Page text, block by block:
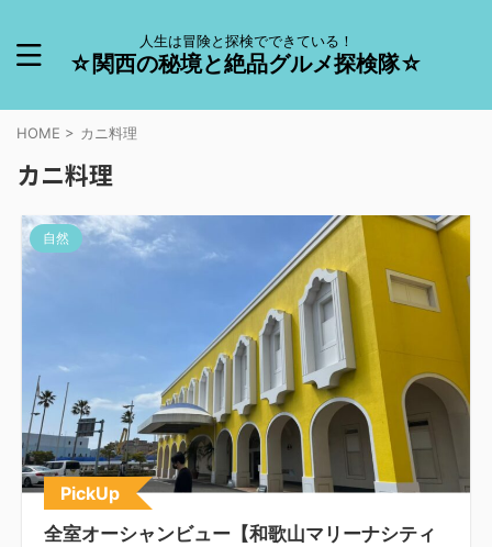
人生は冒険と探検でできている！
☆関西の秘境と絶品グルメ探検隊☆
HOME > カニ料理
カニ料理
自然
PickUp
全室オーシャンビュー【和歌山マリーナシティ